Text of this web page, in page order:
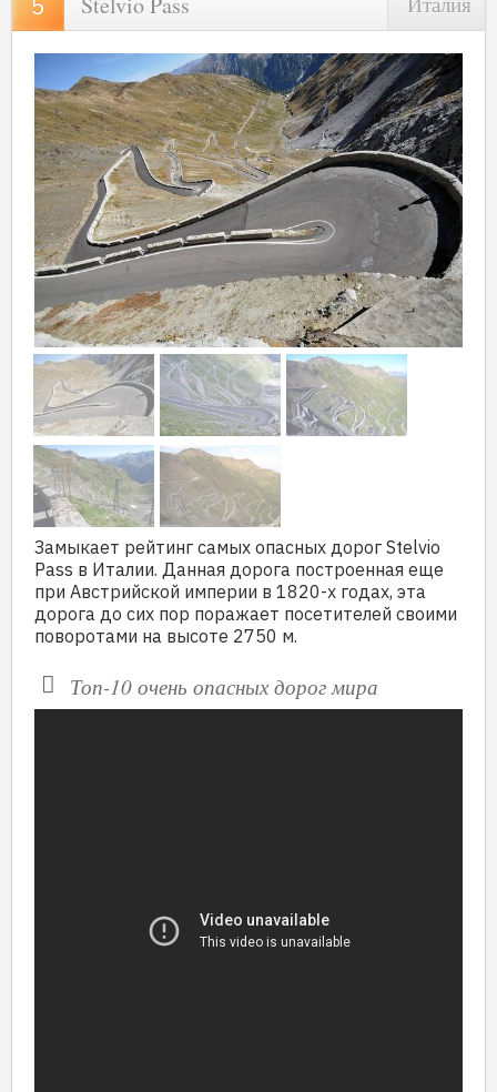
Замыкает рейтинг самых опасных дорог Stelvio
Pass в Италии. Данная дорога построенная еще
при Австрийской империи в 1820-х годах, эта
дорога до сих пор поражает посетителей своими
поворотами на высоте 2750 м.
Топ-10 очень опасных дорог мира